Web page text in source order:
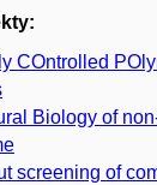
COntrolled
Biology of
screening of